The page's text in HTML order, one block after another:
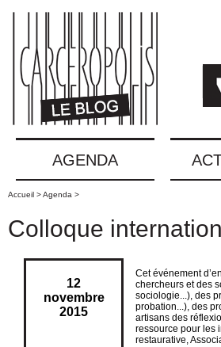
AGENDA
Accueil >Agenda >
Colloque
12
novembre
2015
Cet événement
chercheurs et des
sociologie...), des
probation...), des
artisans des
ressource pour les
restaurative,